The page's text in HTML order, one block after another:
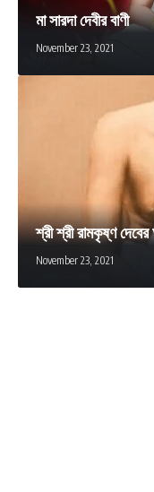
মা সারদা দেবীর বাণী
November 23, 2021
শ্রী শ্রী রামকৃষ্ণ
November 23, 2021